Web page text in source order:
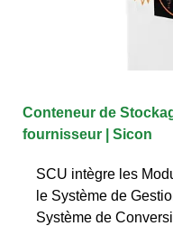
Conteneur de
fournisseur | Sicon
SCU intègre les
le Système de
Système de